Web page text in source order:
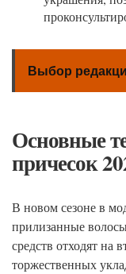
Выбор
Основные
причесок
В новом сезоне в
прилизанные
средств отходят на
торжественных